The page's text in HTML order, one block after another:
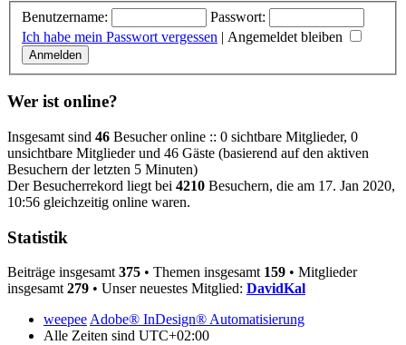
Benutzername:
Passwort:
Ich habe mein Passwort vergessen | Angemeldet bleiben
Wer ist online?
Insgesamt sind 46 Besucher online :: 0 sichtbare Mitglieder, 0
unsichtbare Mitglieder und 46 Gäste (basierend auf den aktiven
Besuchern der letzten 5 Minuten)
Der Besucherrekord liegt bei 4210 Besuchern, die am 17. Jan 2020,
10:56 gleichzeitig online waren.
Statistik
Beiträge insgesamt 375 • Themen insgesamt 159 • Mitglieder
insgesamt 279 • Unser neuestes Mitglied: DavidKal
weepee Adobe® InDesign® Automatisierung
Alle Zeiten sind UTC+02:00